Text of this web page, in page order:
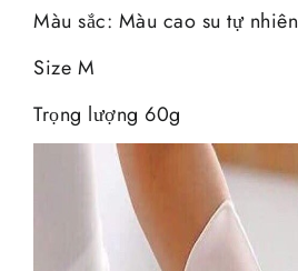
Màu sắc: Màu cao su tự nhiên
Size M
Trọng lượng 60g